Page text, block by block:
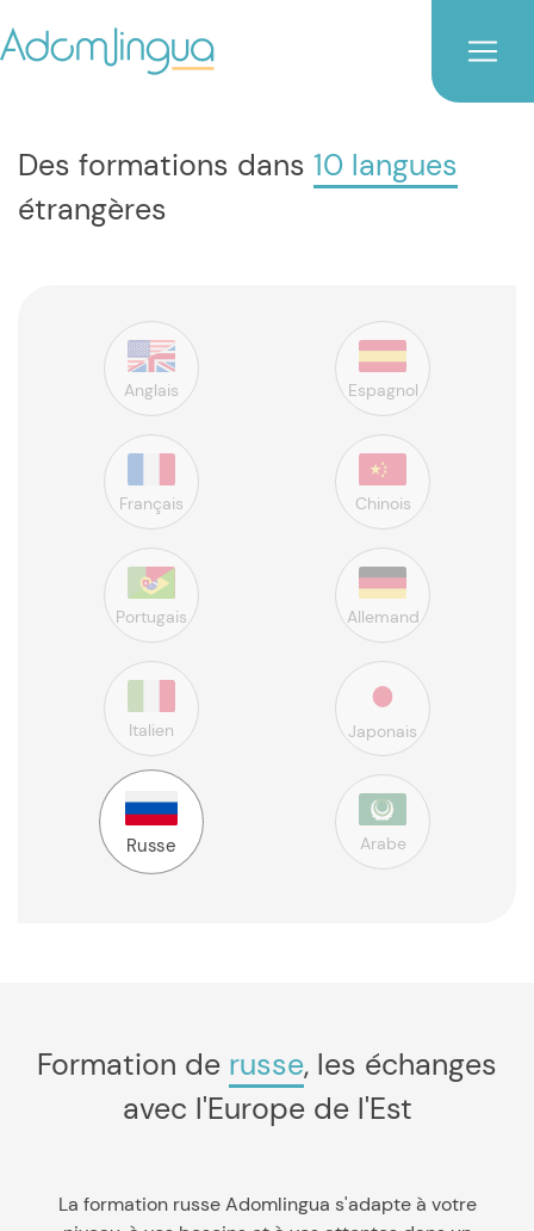
Des formations dans 10 langues
étrangères
Anglais Espagnol
Français Chinois
Portugais Allemand
Italien Japonais
Russe Arabe
Formation de russe, les échanges
avec l'Europe de l'Est
La formation russe Adomlingua s'adapte à votre